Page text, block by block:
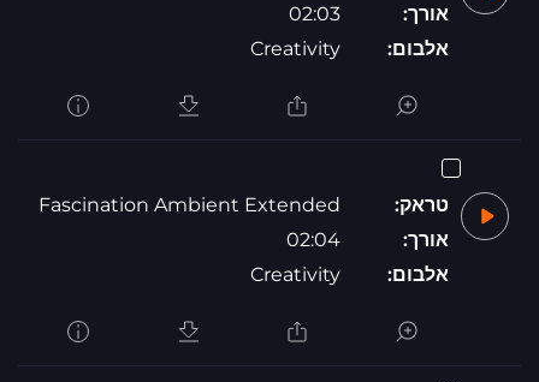
אורך:
02:03
אלבום:
Creativity
טראק:
Fascination Ambient Extended
אורך:
02:04
אלבום:
Creativity